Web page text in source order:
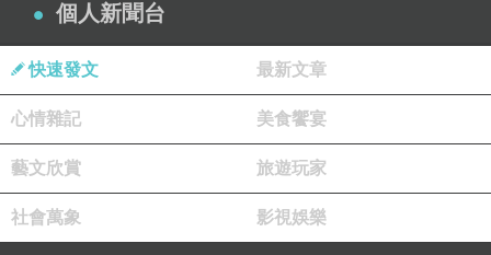
個人新聞台
快速發文 最新文章
心情雜記 美食饗宴
藝文欣賞 旅遊玩家
社會萬象 影視娛樂